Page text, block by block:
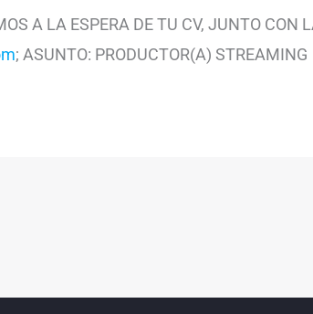
A LA ESPERA DE TU CV, JUNTO CON
; ASUNTO: PRODUCTOR(A) STREAMING